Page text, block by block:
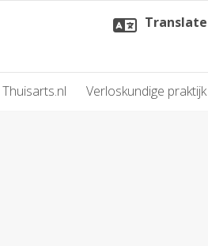
Translate
Thuisarts.nl Verloskundige praktijk